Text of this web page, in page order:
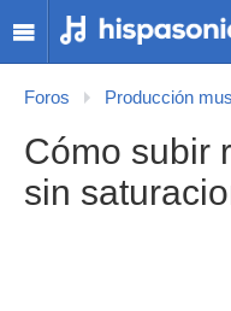
Foros Producción
Cómo subir
sin